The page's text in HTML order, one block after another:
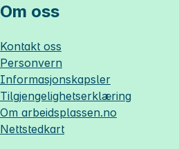
Om oss
Kontakt oss
Personvern
Informasjonskapsler
Tilgjengelighetserklæring
Om arbeidsplassen.no
Nettstedkart